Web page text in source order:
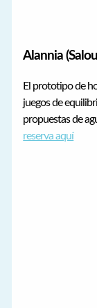
Alannia
El prototipo de
juegos de
propuestas de
reserva aquí